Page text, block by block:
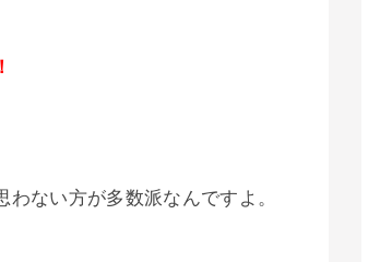
ない方が多数派なんですよ。